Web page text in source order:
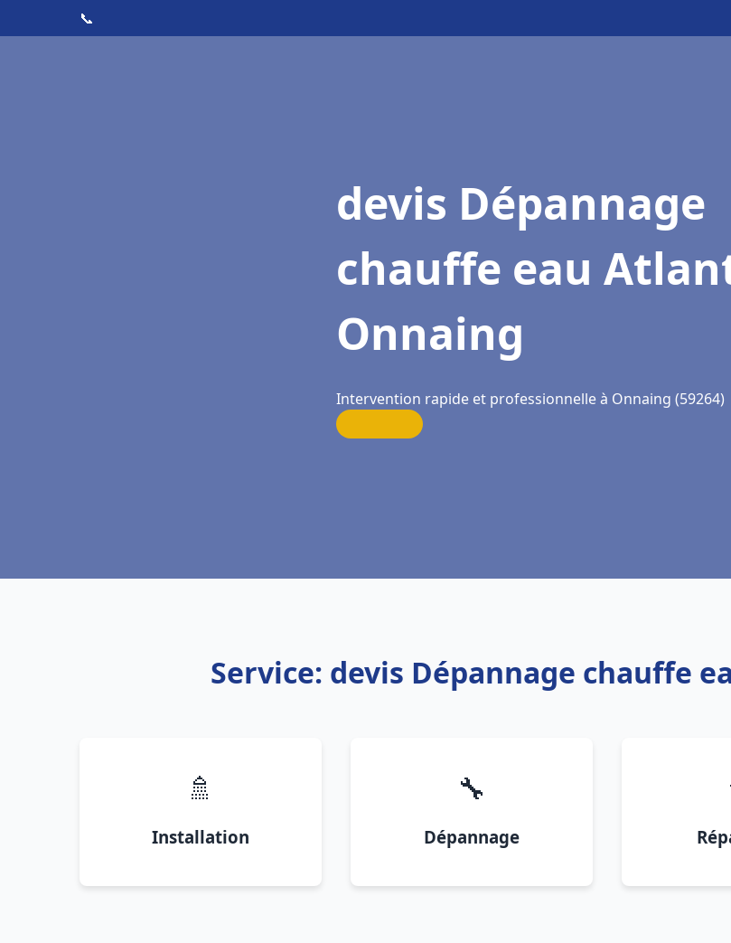
📞
devis Dépannage
chauffe eau
Onnaing
Intervention rapide et professionnelle à Onnaing (59264)
Service: devis Dépannage chauffe
🚿
Installation
🔧
Dépannage